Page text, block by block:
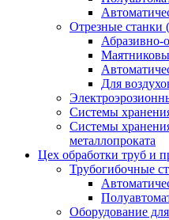
Отрезные станки
Абразивно-
Для
Системы
Системы
металлопроката
Цех обработки труб и
Трубогибочные
Оборудование